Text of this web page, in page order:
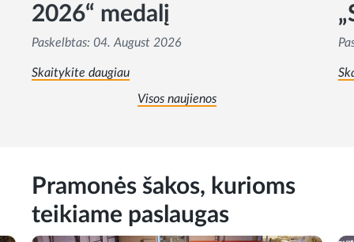
2026“ medalį
Paskelbtas: 04. August 2026
Skaitykite daugiau
Visos naujienos
Pramonės šakos, kurioms
teikiame paslaugas